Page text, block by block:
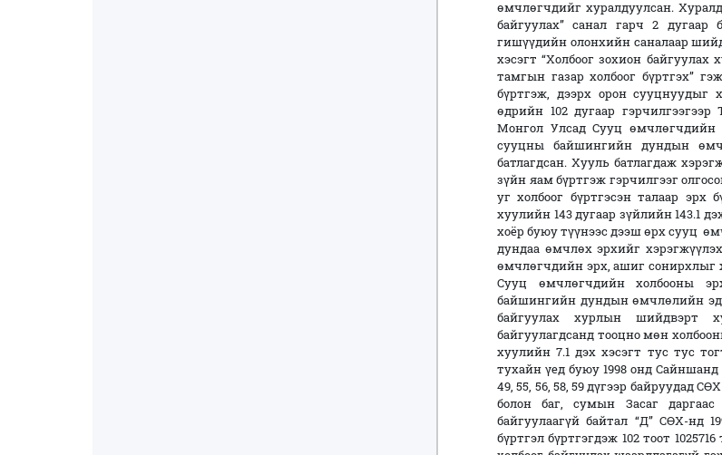
өмчлөгчдийг хуралдуулсан.
байгуулах” санал гарч 2 дугаар
гишүүдийн олонхийн саналаар
хэсэгт “Холбоог зохион
тамгын газар холбоог бүртгэх”
бүртгэж, дээрх орон сууцнуудыг
өдрийн 102 дугаар гэрчилгээгээр
Монгол Улсад Сууц өмчлөгчдийн
сууцны байшингийн дундын
батлагдсан. Хууль батлагдаж
зүйн яам бүртгэж гэрчилгээг
уг холбоог бүртгэсэн талаар эрх
хуулийн 143 дугаар зүйлийн 143.1
хоёр буюу түүнээс дээш өрх сууц
дундаа өмчлөх эрхийг
өмчлөгчдийн эрх, ашиг сонирхлыг
Сууц өмчлөгчдийн холбооны
байшингийн дундын өмчлөлийн эд
байгуулах хурлын шийдвэрт
байгуулагдсанд тооцно мөн
хуулийн 7.1 дэх хэсэгт тус тус
тухайн үед буюу 1998 онд Сайншанд
49, 55, 56, 58, 59 дүгээр байруудад
болон баг, сумын Засаг
байгуулаагүй байтал “Д” СӨХ-нд
бүртгэл бүртгэгдэж 102 тоот